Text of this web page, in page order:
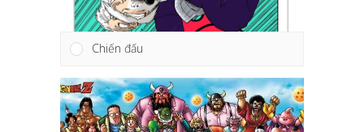
Chiến đấu